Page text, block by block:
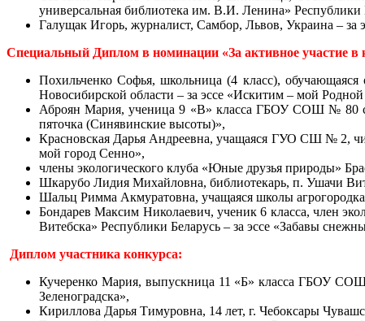
универсальная библиотека им. В.И. Ленина» Республики
Галущак Игорь, журналист, Самбор, Львов, Украина – за
Специальный Диплом в номинации «За активное участие в
Похильченко Софья, школьница (4 класс),
Новосибирской области – за эссе «Искитим – мой Родной
Аброян Мария, ученица 9 «В» класса ГБОУ СОШ № 80 с
пяточка (Синявинские высоты)»,
Красновская Дарья Андреевна, учащаяся ГУО СШ № 2,
мой город Сенно»,
члены экологического клуба «Юные друзья природы»
Шкарубо Лидия Михайловна, библиотекарь, п. Ушачи
Шальц Римма Акмуратовна, учащаяся школы
Бондарев Максим Николаевич, ученик 6 класса, член
Витебска» Республики Беларусь – за эссе «Забавы
Диплом участника конкурса:
Кучеренко Мария, выпускница 11 «Б» класса ГБОУ СОШ
Зеленоградска»,
Кириллова Дарья Тимуровна, 14 лет, г. Чебоксары